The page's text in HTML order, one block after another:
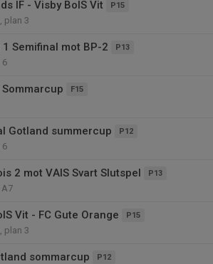
IF - Visby BoIS Vit P15
plan 3
Semifinal mot BP-2 P13
6
F15
Gotland summercup P12
6
2 mot VAIS Svart Slutspel P13
A7
Vit - FC Gute Orange P15
plan 3
sommarcup P12